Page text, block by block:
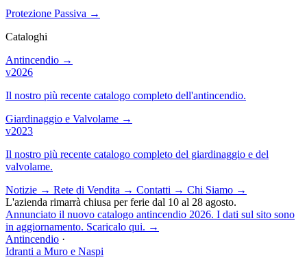
Protezione Passiva →
Cataloghi
Antincendio →
v2026
Il nostro più recente catalogo completo dell'antincendio.
Giardinaggio e Valvolame →
v2023
Il nostro più recente catalogo completo del giardinaggio e del
valvolame.
Notizie → Rete di Vendita → Contatti → Chi Siamo →
L'azienda rimarrà chiusa per ferie dal 10 al 28 agosto.
Annunciato il nuovo catalogo antincendio 2026. I dati sul sito sono
in aggiornamento. Scaricalo qui. →
Antincendio ·
Idranti a Muro e Naspi